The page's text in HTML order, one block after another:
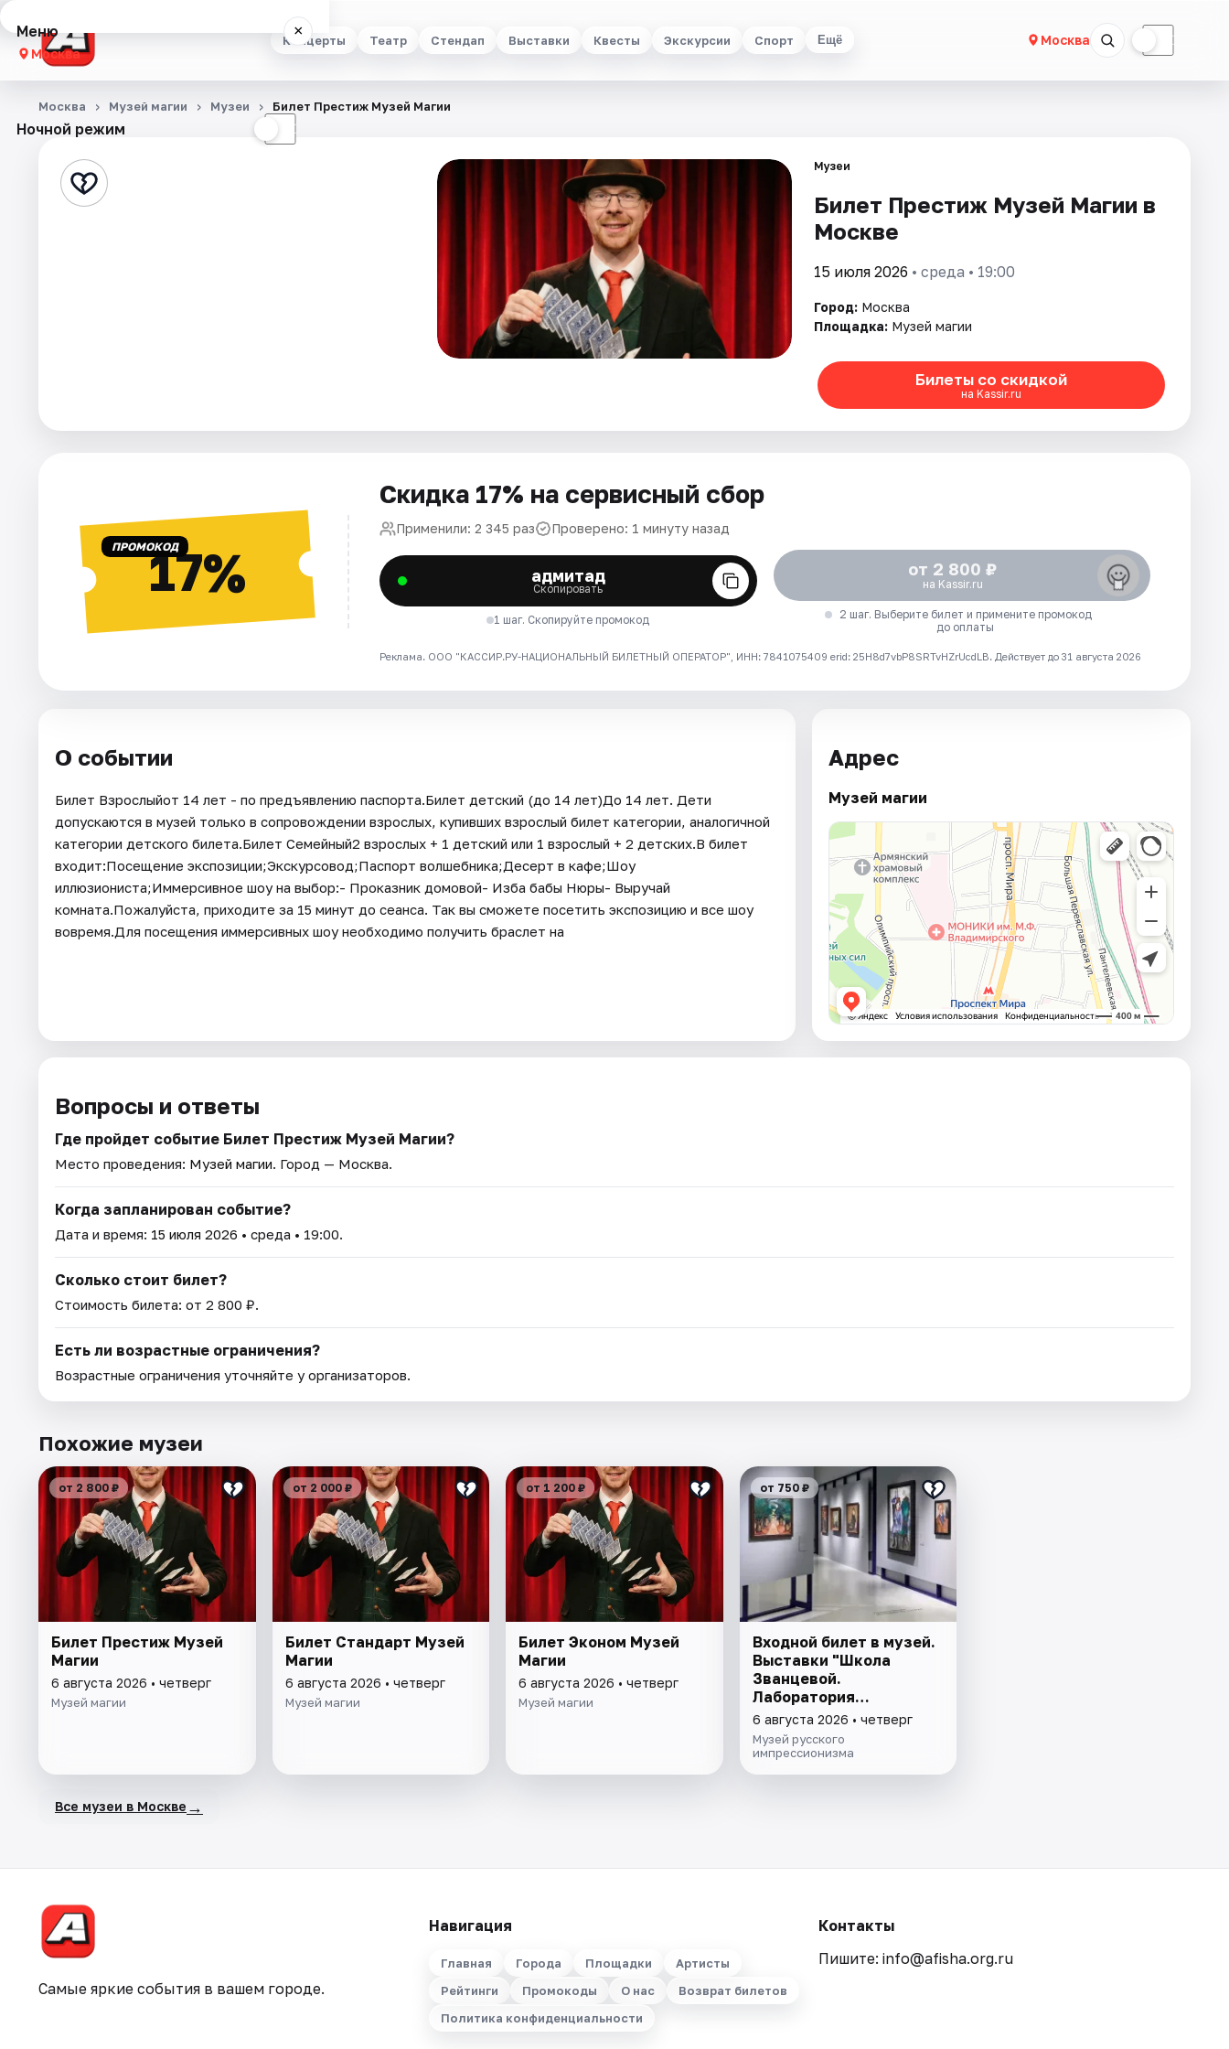
Концерты Театр Стендап Выставки Квесты Экскурсии Спорт Ещё Москва ☾
Меню ×
Москва
Концерты
Стендап
Артисты
Рейтинги
Ночной режим ☾
Москва Музей магии Музеи Билет Престиж Музей Магии
Музеи
Билет Престиж Музей Магии в
Москве
15 июля 2026 • среда • 19:00
Город: Москва
Площадка: Музей магии
Билеты со скидкой
на Kassir.ru
ПРОМОКОД17%
Скидка 17% на сервисный сбор
Применили: 2 345 раз Проверено: 1 минуту назад
адмитад
Скопировать
1 шаг. Скопируйте промокод
от 2 800 ₽
на Kassir.ru
2 шаг. Выберите билет и примените промокод
до оплаты
Реклама. ООО "КАССИР.РУ-НАЦИОНАЛЬНЫЙ БИЛЕТНЫЙ ОПЕРАТОР", ИНН: 7841075409 erid: 25H8d7vbP8SRTvHZrUcdLB. Действует до 31 августа 2026
О событии
Билет Взрослыйот 14 лет - по предъявлению паспорта.Билет детский (до 14 лет)До 14 лет. Дети
допускаются в музей только в сопровождении взрослых, купивших взрослый билет категории, аналогичной
категории детского билета.Билет Семейный2 взрослых + 1 детский или 1 взрослый + 2 детских.В билет
входит:Посещение экспозиции;Экскурсовод;Паспорт волшебника;Десерт в кафе;Шоу
иллюзиониста;Иммерсивное шоу на выбор:- Проказник домовой- Изба бабы Нюры- Выручай
комната.Пожалуйста, приходите за 15 минут до сеанса. Так вы сможете посетить экспозицию и все шоу
вовремя.Для посещения иммерсивных шоу необходимо получить браслет на
Адрес
Музей магии
Вопросы и ответы
Где пройдет событие Билет Престиж Музей Магии?
Место проведения: Музей магии. Город — Москва.
Когда запланирован событие?
Дата и время: 15 июля 2026 • среда • 19:00.
Сколько стоит билет?
Стоимость билета: от 2 800 ₽.
Есть ли возрастные ограничения?
Возрастные ограничения уточняйте у организаторов.
Похожие музеи
от 2 800 ₽
Билет Престиж Музей
Магии
6 августа 2026 • четверг
Музей магии
от 2 000 ₽
Билет Стандарт Музей
Магии
6 августа 2026 • четверг
Музей магии
от 1 200 ₽
Билет Эконом Музей
Магии
6 августа 2026 • четверг
Музей магии
от 750 ₽
Входной билет в музей.
Выставки "Школа
Званцевой.
Лаборатория
модернизма" и
"Хрупкие причуды: от
кондитерской к музею"
6 августа 2026 • четверг
Музей русского
импрессионизма
Все музеи в Москве →
Самые яркие события в вашем городе.
Навигация
Главная Города Площадки
Артисты
Рейтинги
Промокоды О нас
Возврат билетов
Политика конфиденциальности
Контакты
Пишите: info@afisha.org.ru